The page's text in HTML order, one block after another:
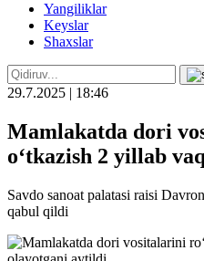
Yangiliklar
Keyslar
Shaxslar
29.7.2025 | 18:46
Mamlakatda dori
o‘tkazish 2 yillab
Savdo sanoat palatasi raisi
qabul qildi